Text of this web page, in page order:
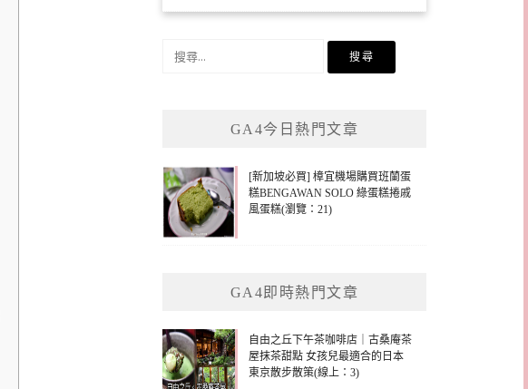
GA4今日熱門文章
[新加坡必買] 樟宜機場購買班蘭蛋
糕BENGAWAN SOLO 綠蛋糕捲戚
風蛋糕(瀏覽：21)
GA4即時熱門文章
自由之丘下午茶咖啡店｜古桑庵茶
屋抹茶甜點 女孩兒最適合的日本
東京散步散策(線上：3)